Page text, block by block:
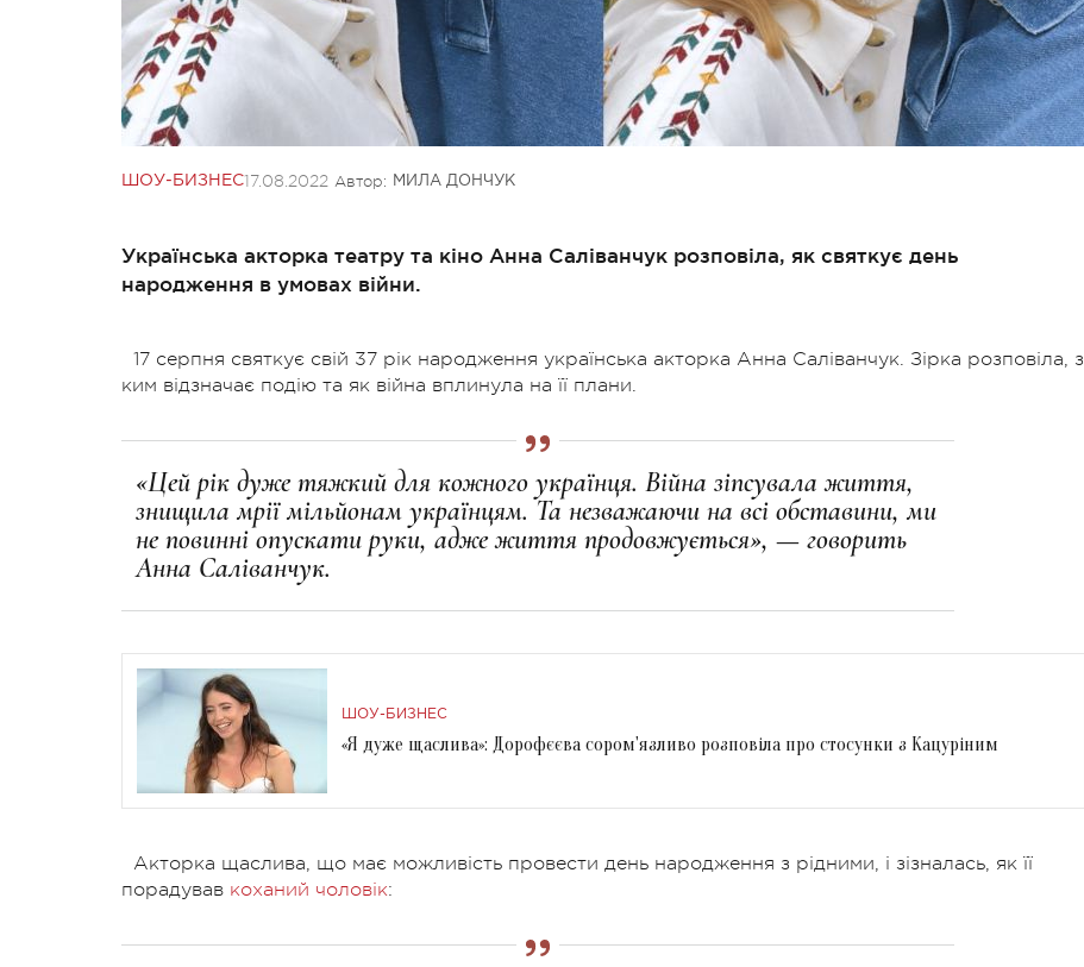
ШОУ-БИЗНЕС17.08.2022 Автор: МИЛА ДОНЧУК
Українська акторка театру та кіно Анна Саліванчук розповіла, як святкує день
народження в умовах війни.
17 серпня святкує свій 37 рік народження українська акторка Анна Саліванчук. Зірка розповіла, з
ким відзначає подію та як війна вплинула на її плани.
«Цей рік дуже тяжкий для кожного українця. Війна зіпсувала життя,
знищила мрії мільйонам українцям. Та незважаючи на всі обставини, ми
не повинні опускати руки, адже життя продовжується», — говорить
Анна Саліванчук.
ШОУ-БИЗНЕС
«Я дуже щаслива»: Дорофєєва сором'язливо розповіла про стосунки з Кацуріним
Акторка щаслива, що має можливість провести день народження з рідними, і зізналась, як її
порадував коханий чоловік: